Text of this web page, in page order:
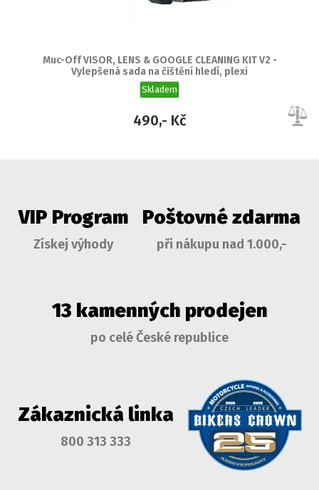
Muc-Off VISOR, LENS & GOOGLE CLEANING KIT V2 -
Vylepšená sada na čištění hledí, plexi
Skladem
490,- Kč
VIP Program
Získej výhody
Poštovné zdarma
při nákupu nad 1.000,-
13 kamenných prodejen
po celé České republice
Zákaznická linka
800 313 333